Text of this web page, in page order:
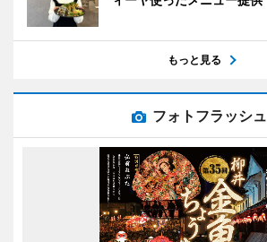
もっと見る
フォトフラッシュ